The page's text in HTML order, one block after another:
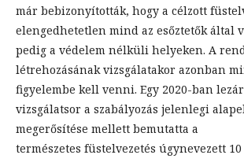
már bebizonyították, hogy a célzott
elengedhetetlen mind az esőztetők által
pedig a védelem nélküli helyeken. A
létrehozásának vizsgálatakor azonban
figyelembe kell venni. Egy 2020-ban
vizsgálatsor a szabályozás jelenlegi
megerősítése mellett bemutatta a
természetes füstelvezetés úgynevezett